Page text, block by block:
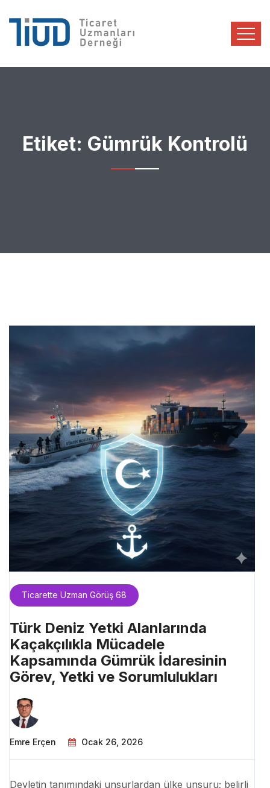
Etiket: Gümrük Kontrolü
Ticarette Uzman Görüş 68
Türk Deniz Yetki Alanlarında
Kaçakçılıkla Mücadele
Kapsamında Gümrük İdaresinin
Görev, Yetki ve Sorumlulukları
Emre Erçen Ocak 26, 2026
Devletin tanımındaki unsurlardan ülke unsuru; belirli